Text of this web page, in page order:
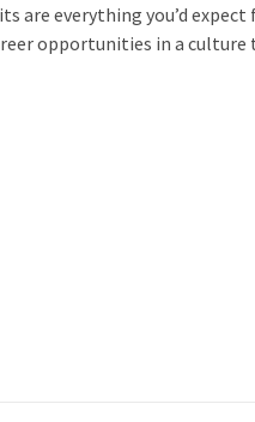
are everything you’d
opportunities in a